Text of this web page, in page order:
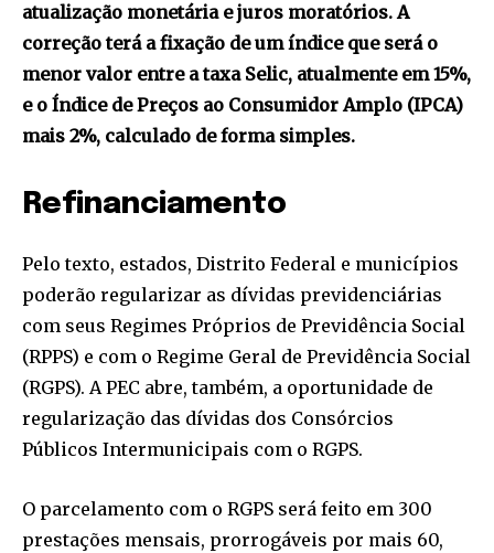
atualização monetária e juros moratórios. A
correção terá a fixação de um índice que será o
menor valor entre a taxa Selic, atualmente em 15%,
e o Índice de Preços ao Consumidor Amplo (IPCA)
mais 2%, calculado de forma simples.
Refinanciamento
Pelo texto, estados, Distrito Federal e municípios
poderão regularizar as dívidas previdenciárias
com seus Regimes Próprios de Previdência Social
(RPPS) e com o Regime Geral de Previdência Social
(RGPS). A PEC abre, também, a oportunidade de
regularização das dívidas dos Consórcios
Públicos Intermunicipais com o RGPS.
O parcelamento com o RGPS será feito em 300
prestações mensais, prorrogáveis por mais 60,